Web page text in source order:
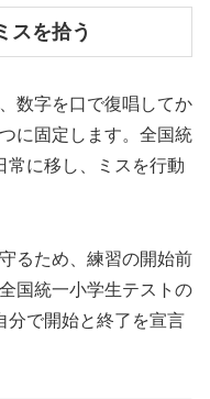
スを拾う
数字を口で復唱してか
に固定します。全国統
常に移し、ミスを行動
るため、練習の開始前
国統一小学生テストの
分で開始と終了を宣言